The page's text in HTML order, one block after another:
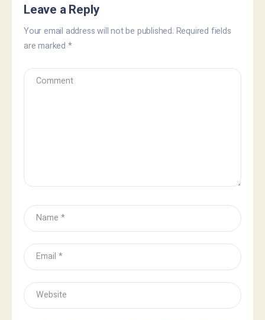
Leave a Reply
Your email address will not be published. Required fields
are marked *